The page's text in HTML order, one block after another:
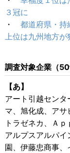
３冠に
・ 都道府県・持
上位は九州地方が
調査対象企業（50
【あ】
アート引越セン
マ、旭化成、ア
トラゼネカ、Ａ
アルプスアルパ
園、伊藤忠商事、